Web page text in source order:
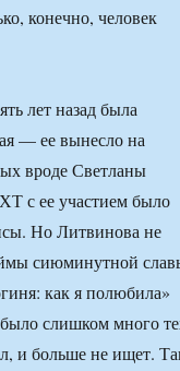
конечно, человек
лет назад была
— ее вынесло на
вроде Светланы
с ее участием было
Но Литвинова не
сиюминутной
как я полюбила»
слишком много
и больше не ищет.